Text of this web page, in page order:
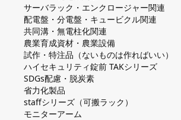
サーバラック・エンクロージャー関連
配電盤・分電盤・キュービクル関連
共同溝・無電柱化関連
農業育成資材・農業設備
試作・特注品（ないものは作ればいい）
ハイセキュリティ錠前 TAKシリーズ
SDGs配慮・脱炭素
省力化製品
staffシリーズ（可搬ラック）
モニターアーム